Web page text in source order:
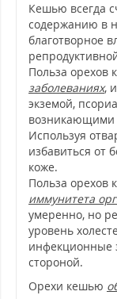
Кешью всегда
содержанию в
благотворное
Польза орехов
заболеваниях,
экземой,
возникающими
Используя
избавиться от
коже.
Польза орехов
иммунитета
умеренно, но
уровень
инфекционные
стороной.
Орехи кешью